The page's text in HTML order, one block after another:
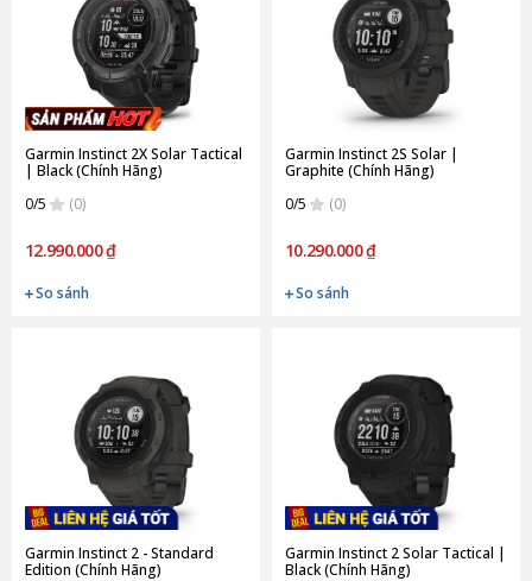
Garmin Instinct 2X Solar Tactical
| Black (Chính Hãng)
0/5
(0)
12.990.000 ₫
So sánh
Garmin Instinct 2S Solar |
Graphite (Chính Hãng)
0/5
(0)
10.290.000 ₫
So sánh
Garmin Instinct 2 - Standard
Edition (Chính Hãng)
Garmin Instinct 2 Solar Tactical |
Black (Chính Hãng)